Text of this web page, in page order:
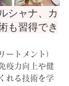
シャナ、カ
も習得でき
ートメント）
疫力向上や健
れる技術を学